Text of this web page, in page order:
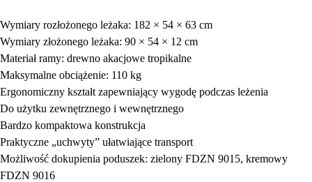
Wymiary rozłożonego leżaka: 182 × 54 × 63 cm
Wymiary złożonego leżaka: 90 × 54 × 12 cm
Materiał ramy: drewno akacjowe tropikalne
Maksymalne obciążenie: 110 kg
Ergonomiczny kształt zapewniający wygodę podczas leżenia
Do użytku zewnętrznego i wewnętrznego
Bardzo kompaktowa konstrukcja
Praktyczne „uchwyty” ułatwiające transport
Możliwość dokupienia poduszek: zielony FDZN 9015, kremowy
FDZN 9016